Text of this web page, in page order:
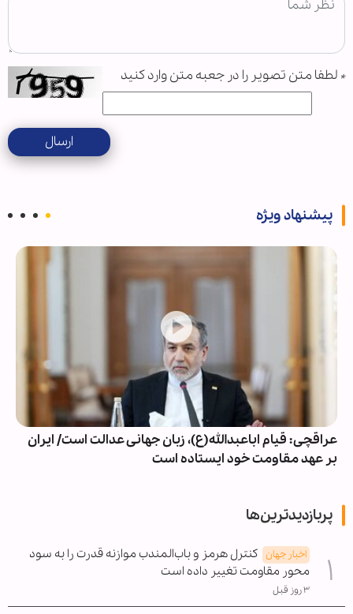
* لطفا متن تصویر را در جعبه متن وارد کنید
ارسال
پیشنهاد ویژه
عراقچی: قیام اباعبدالله(ع)، زبان جهانی عدالت است/ ایران
بر عهد مقاومت خود ایستاده است
پربازدیدترین‌ها
اخبار جهان کنترل هرمز و باب‌المندب موازنه قدرت را به سود
محور مقاومت تغییر داده است
۳ روز قبل